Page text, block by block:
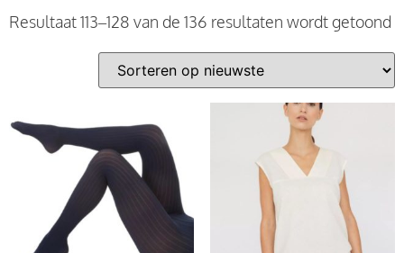
Resultaat 113–128 van de 136 resultaten wordt getoond